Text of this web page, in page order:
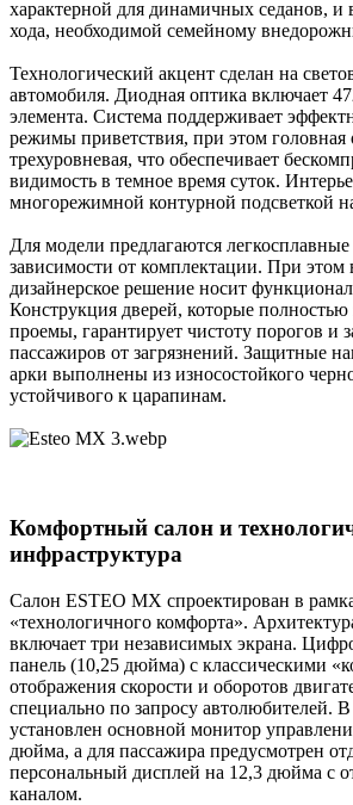
характерной для динамичных седанов, и
хода, необходимой семейному
Технологический акцент сделан на
автомобиля. Диодная оптика включает
элемента. Система поддерживает
режимы приветствия, при этом головная
трехуровневая, что обеспечивает
видимость в темное время суток.
многорежимной контурной подсветкой
Для модели предлагаются
зависимости от комплектации. При
дизайнерское решение носит
Конструкция дверей, которые
проемы, гарантирует чистоту порогов и
пассажиров от загрязнений. Защитные
арки выполнены из износостойкого
устойчивого к царапинам.
Комфортный салон и
инфраструктура​
Салон ESTEO MX спроектирован в
«технологичного комфорта».
включает три независимых экрана.
панель (10,25 дюйма) с классическими
отображения скорости и оборотов
специально по запросу автолюбителей.
установлен основной монитор
дюйма, а для пассажира предусмотрен
персональный дисплей на 12,3 дюйма с
каналом.